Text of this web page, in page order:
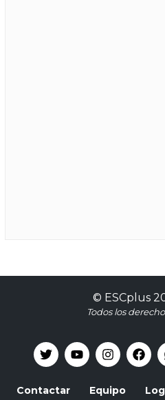
© ESCplus
Todos los
Contactar Equipo